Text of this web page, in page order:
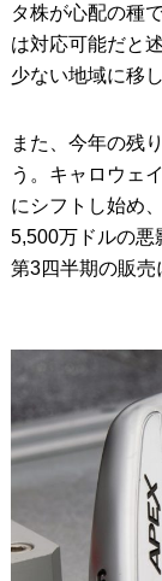
タ株が心配の種
は対応可能だと
少ない地域に移
また、今年の残
う。キャロウェ
にシフトし始め
5,500万ドルの悪
第3四半期の販売